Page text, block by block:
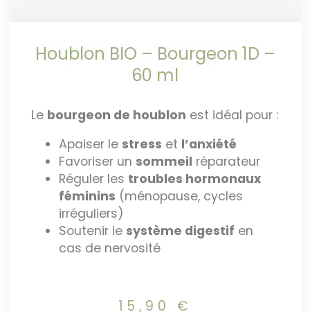
Houblon BIO – Bourgeon 1D –
60 ml
Le bourgeon de houblon est idéal pour :
Apaiser le stress et l’anxiété
Favoriser un sommeil réparateur
Réguler les troubles hormonaux
féminins (ménopause, cycles
irréguliers)
Soutenir le système digestif en
cas de nervosité
15,90 €